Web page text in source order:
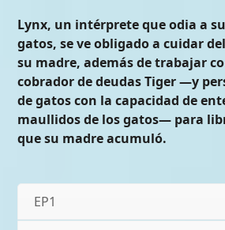
Lynx, un intérprete que odia a
gatos, se ve obligado a cuidar
su madre, además de trabajar
cobrador de deudas Tiger —y
de gatos con la capacidad de
maullidos de los gatos— para
que su madre acumuló.
EP1